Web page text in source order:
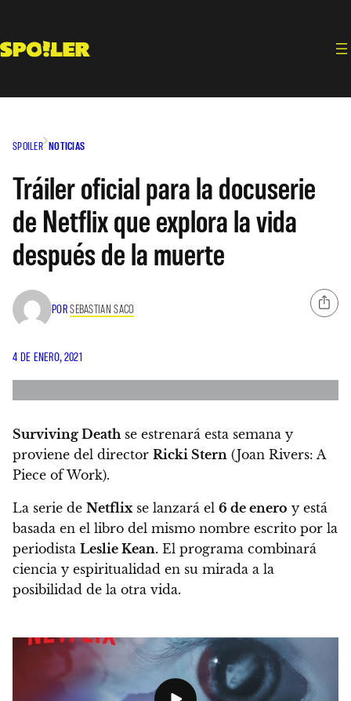
contenido
SPOILER NOTICIAS
Tráiler oficial para la docuserie
de Netflix que explora la vida
después de la muerte
PORSEBASTIAN SACO
4 DE ENERO, 2021
Surviving Deathse estrenará esta semana y
proviene del director Ricki Stern (Joan Rivers: A
Piece of Work).
La serie de Netflixse lanzará el 6 de enero y está
basada en el libro del mismo nombre escrito por la
periodista Leslie Kean. El programa combinará
ciencia y espiritualidad en su mirada a la
posibilidad de la otra vida.